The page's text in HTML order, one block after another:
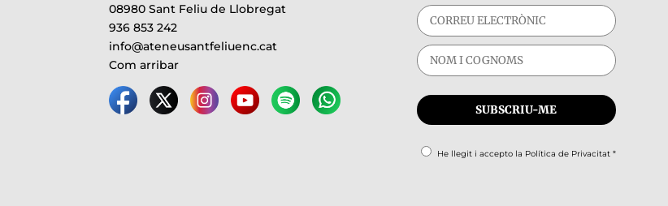
08980 Sant Feliu de Llobregat
936 853 242
info@ateneusantfeliuenc.cat
Com arribar
He llegit i accepto la Política de Privacitat*